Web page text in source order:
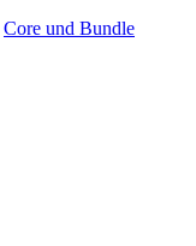
Core und Bundle